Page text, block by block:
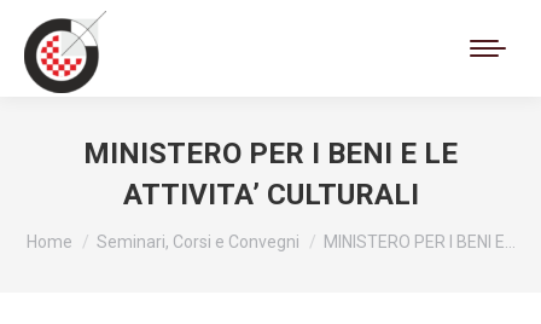
MINISTERO PER I BENI E LE
ATTIVITA’ CULTURALI
Tu sei qui:
Home Seminari, Corsi e Convegni MINISTERO PER I BENI E…